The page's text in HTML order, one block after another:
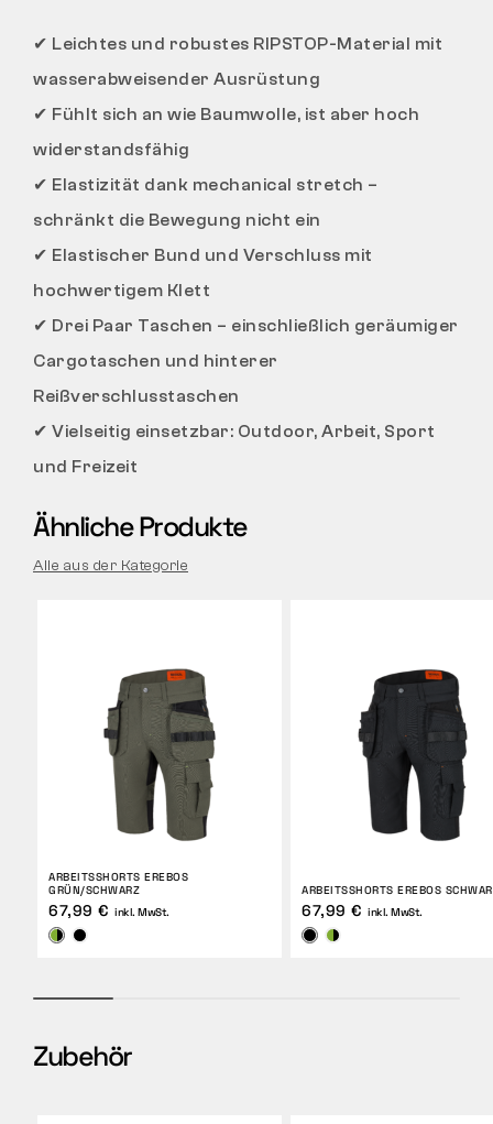
✔ Leichtes und robustes RIPSTOP-Material mit
wasserabweisender Ausrüstung
✔ Fühlt sich an wie Baumwolle, ist aber hoch
widerstandsfähig
✔ Elastizität dank mechanical stretch –
schränkt die Bewegung nicht ein
✔ Elastischer Bund und Verschluss mit
hochwertigem Klett
✔ Drei Paar Taschen – einschließlich geräumiger
Cargotaschen und hinterer
Reißverschlusstaschen
✔ Vielseitig einsetzbar: Outdoor, Arbeit, Sport
und Freizeit
Ähnliche Produkte
Alle aus der Kategorie
ARBEITSSHORTS EREBOS
GRÜN/SCHWARZ
67,99 € inkl. MwSt.
ARBEITSSHORTS EREBOS
67,99 € inkl. MwSt.
Zubehör